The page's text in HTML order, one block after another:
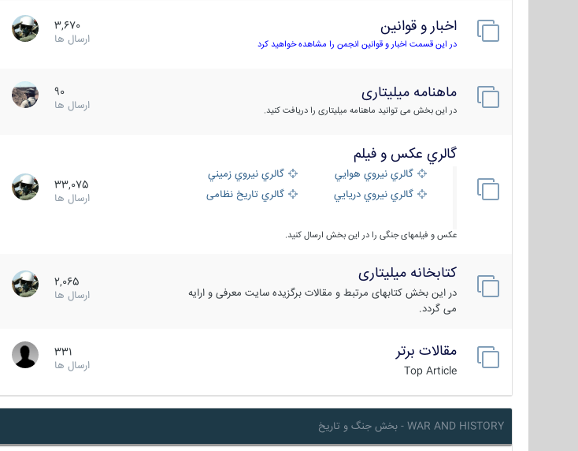
اخبار و قوانین
در این قسمت اخبار و قوانین انجمن را مشاهده خواهید کرد
3,670
ارسال ها
ماهنامه میلیتاری
در این بخش می توانید ماهنامه میلیتاری را دریافت کنید.
90
ارسال ها
گالري عكس و فيلم
گالري نيروي هوايي
گالري نيروي زميني
گالري نيروي دريايي
گالري تاریخ نظامی
عکس و فیلمهای جنگی را در این بخش ارسال کنید.
33,075
ارسال ها
کتابخانه میلیتاری
در این بخش کتابهای مرتبط و مقالات برگزیده سایت معرفی و ارایه
می گردد.
2,065
ارسال ها
مقالات برتر
Top Article
331
ارسال ها
WAR AND HISTORY - بخش جنگ و تاریخ